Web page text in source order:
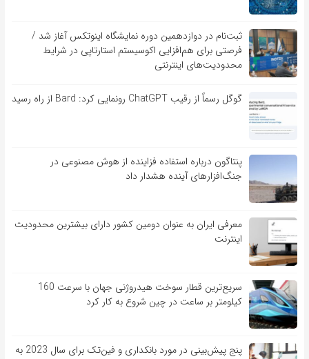
ثبت‌نام در دوازدهمین دوره نمایشگاه اینوتکس آغاز شد /
فرصتی برای هم‌افزایی اکوسیستم استارتاپی در شرایط
محدودیت‌های اینترنتی
گوگل رسماً از رقیب ChatGPT رونمایی کرد: Bard از راه رسید
پنتاگون درباره استفاده فزاینده از هوش مصنوعی در
جنگ‌افزارهای آینده هشدار داد
معرفی ایران به عنوان دومین کشور دارای بیشترین محدودیت
اینترنت
سریع‌ترین قطار سوخت هیدروژنی جهان با سرعت 160
کیلومتر بر ساعت در چین شروع به کار کرد
پنج پیش‌بینی در مورد بانکداری و فین‌تک برای سال 2023 به